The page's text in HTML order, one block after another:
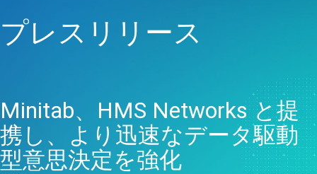
プレスリリース
Minitab、HMS Networks と提
携し、より迅速なデータ駆動
型意思決定を強化